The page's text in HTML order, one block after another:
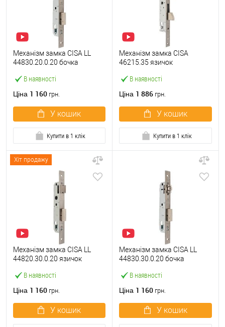
В наявності
Механізм замка CISA LL
44830.20.0.20 бочка
нержавіюча сталь
Ціна 1 160 грн.
У кошик
Купити в 1 клік
В наявності
Механізм замка CISA
46215.35 язичок
нержавіюча сталь
Ціна 1 886 грн.
У кошик
Купити в 1 клік
Хіт продажу
В наявності
Механізм замка CISA LL
44820.30.0.20 язичок
нержавіюча сталь
Ціна 1 160 грн.
У кошик
В наявності
Механізм замка CISA LL
44830.30.0.20 бочка
нержавіюча сталь
Ціна 1 160 грн.
У кошик